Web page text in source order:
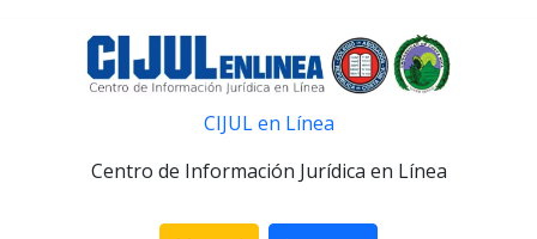
CIJUL en Línea
Centro de Información Jurídica en Línea